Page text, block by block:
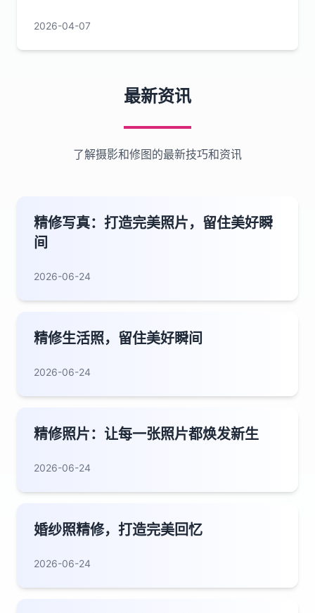
2026-04-07
最新资讯
了解摄影和修图的最新技巧和资讯
精修写真：打造完美照片，留住美好瞬
间
2026-06-24
精修生活照，留住美好瞬间
2026-06-24
精修照片：让每一张照片都焕发新生
2026-06-24
婚纱照精修，打造完美回忆
2026-06-24